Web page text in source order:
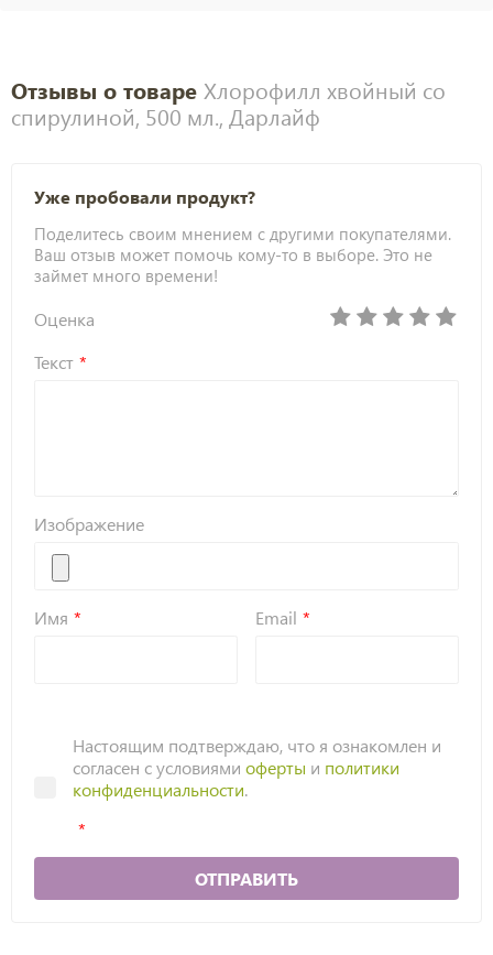
Отзывы о товаре Хлорофилл хвойный со
спирулиной, 500 мл., Дарлайф
Уже пробовали продукт?
Поделитесь своим мнением с другими покупателями.
Ваш отзыв может помочь кому-то в выборе. Это не
займет много времени!
Оценка
Текст
Изображение
Имя Email
Настоящим подтверждаю, что я ознакомлен и
согласен с условиями оферты и политики
конфиденциальности.
ОТПРАВИТЬ